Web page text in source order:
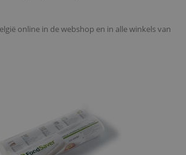
online in de webshop en in alle winkels van